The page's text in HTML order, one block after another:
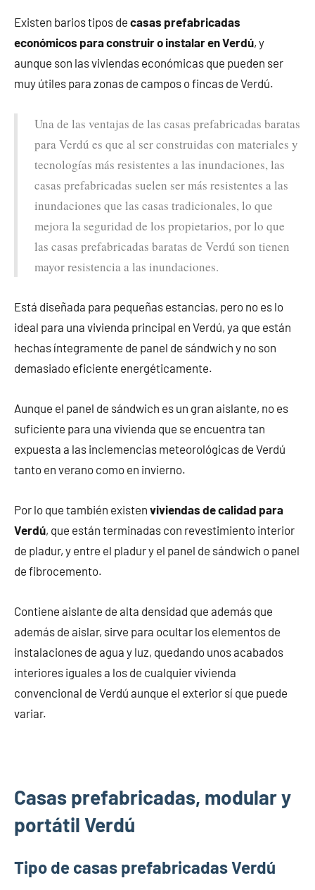
Existen barios tipos de casas prefabricadas
económicos para construir o instalar en Verdú, y
aunque son las viviendas económicas que pueden ser
muy útiles para zonas de campos o fincas de Verdú.
Una de las ventajas de las casas prefabricadas baratas
para Verdú es que al ser construidas con materiales y
tecnologías más resistentes a las inundaciones, las
casas prefabricadas suelen ser más resistentes a las
inundaciones que las casas tradicionales, lo que
mejora la seguridad de los propietarios, por lo que
las casas prefabricadas baratas de Verdú son tienen
mayor resistencia a las inundaciones.
Está diseñada para pequeñas estancias, pero no es lo
ideal para una vivienda principal en Verdú, ya que están
hechas íntegramente de panel de sándwich y no son
demasiado eficiente energéticamente.
Aunque el panel de sándwich es un gran aislante, no es
suficiente para una vivienda que se encuentra tan
expuesta a las inclemencias meteorológicas de Verdú
tanto en verano como en invierno.
Por lo que también existen viviendas de calidad para
Verdú, que están terminadas con revestimiento interior
de pladur, y entre el pladur y el panel de sándwich o panel
de fibrocemento.
Contiene aislante de alta densidad que además que
además de aislar, sirve para ocultar los elementos de
instalaciones de agua y luz, quedando unos acabados
interiores iguales a los de cualquier vivienda
convencional de Verdú aunque el exterior sí que puede
variar.
Casas prefabricadas, modular y
portátil Verdú
Tipo de casas prefabricadas Verdú